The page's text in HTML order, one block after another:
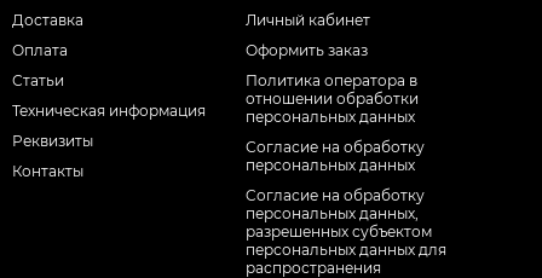
Доставка
Оплата
Статьи
Техническая информация
Реквизиты
Контакты
Личный кабинет
Оформить заказ
Политика оператора в
отношении обработки
персональных данных
Согласие на обработку
персональных данных
Cогласие на обработку
персональных данных,
разрешенных субъектом
персональных данных для
распространения